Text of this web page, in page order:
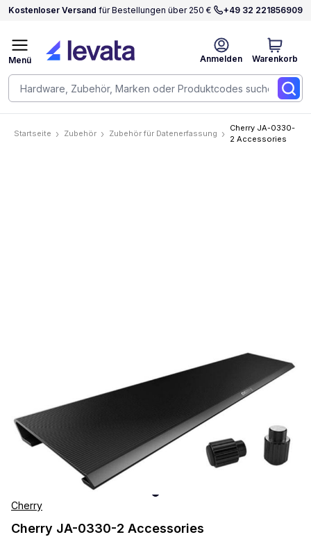
Kostenloser Versand für Bestellungen über 250 € +49 32 221856909
Anmelden Warenkorb
Menü
Startseite Zubehör Zubehör für Datenerfassung
Cherry JA-0330-
2 Accessories
Cherry
Cherry JA-0330-2 Accessories